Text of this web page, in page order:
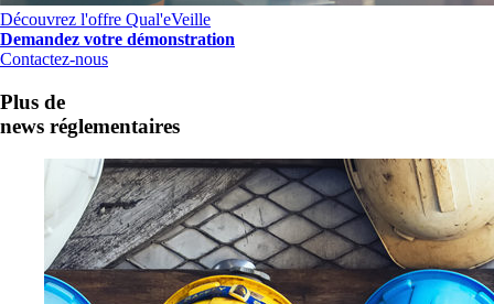
Découvrez l'offre Qual'eVeille
Demandez votre démonstration
Contactez-nous
Plus de
news réglementaires